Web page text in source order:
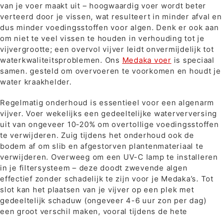
van je voer maakt uit – hoogwaardig voer wordt beter
verteerd door je vissen, wat resulteert in minder afval en
dus minder voedingsstoffen voor algen. Denk er ook aan
om niet te veel vissen te houden in verhouding tot je
vijvergrootte; een overvol vijver leidt onvermijdelijk tot
waterkwaliteitsproblemen. Ons Medaka voer is speciaal
samen. gesteld om overvoeren te voorkomen en houdt je
water kraakhelder.
Regelmatig onderhoud is essentieel voor een algenarm
vijver. Voer wekelijks een gedeeltelijke waterverversing
uit van ongeveer 10-20% om overtollige voedingsstoffen
te verwijderen. Zuig tijdens het onderhoud ook de
bodem af om slib en afgestorven plantenmateriaal te
verwijderen. Overweeg om een UV-C lamp te installeren
in je filtersysteem – deze doodt zwevende algen
effectief zonder schadelijk te zijn voor je Medaka’s. Tot
slot kan het plaatsen van je vijver op een plek met
gedeeltelijk schaduw (ongeveer 4-6 uur zon per dag)
een groot verschil maken, vooral tijdens de hete